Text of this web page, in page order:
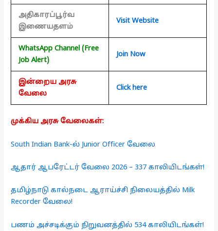
அதிகாரப்பூர்வ
இணையதளம்
Visit Website
WhatsApp Channel (Free
Job Alert)
Join Now
இன்றைய அரசு
வேலை
Click here
முக்கிய அரசு வேலைகள்:
South Indian Bank-ல் Junior Officer வேலை
ஆதார் ஆபரேட்டர் வேலை 2026 – 337 காலியிடங்கள்!
தமிழ்நாடு கால்நடை ஆராய்ச்சி நிலையத்தில் Milk
Recorder வேலை!
பணம் அச்சடிக்கும் நிறுவனத்தில் 534 காலியிடங்கள்!